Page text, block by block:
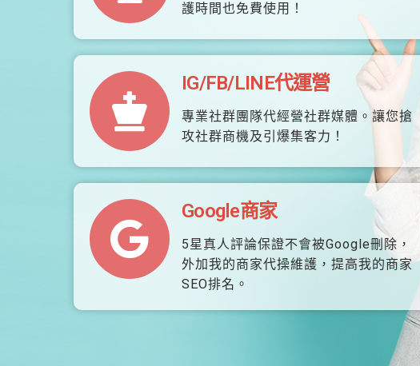
護時間也免費使用！
IG/FB/LINE代運營
專業社群團隊代經營社群媒體。讓您搶
攻社群商機及引爆集客力！
Google商家
5星真人評論保證不會被Google刪除，
外加我的商家代操維護，提高我的商家
SEO排名。